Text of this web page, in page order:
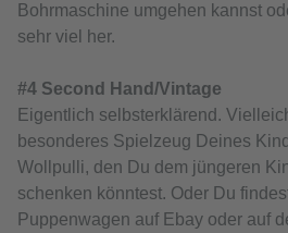
Bohrmaschine umgehen kannst
sehr viel her.
#4 Second Hand/Vintage
Eigentlich selbsterklärend.
besonderes Spielzeug Deines
Wollpulli, den Du dem jüngeren
schenken könntest. Oder Du
Puppenwagen auf Ebay oder auf